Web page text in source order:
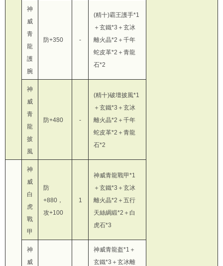
神
威
青
龍
護
腕
防+350 -
(精十)霸王護手*1
＋玄鐵*3＋玄冰
離火晶*2＋千年
蛇皮革*2＋青龍
石*2
神
威
青
龍
披
風
防+480 -
(精十)破壇披風*1
＋玄鐵*3＋玄冰
離火晶*2＋千年
蛇皮革*2＋青龍
石*2
神
威
白
虎
戰
甲
防
+880，
攻+100
1
神威青龍戰甲*1
＋玄鐵*3＋玄冰
離火晶*2＋五行
天絲綢緞*2＋白
虎石*3
神
威
神威青龍盔*1＋
玄鐵*3＋玄冰離